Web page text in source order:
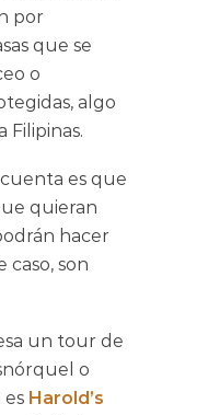
por
que se
o
algo
Filipinas.
es que
quieran
hacer
caso, son
un tour de
o
es Harold’s